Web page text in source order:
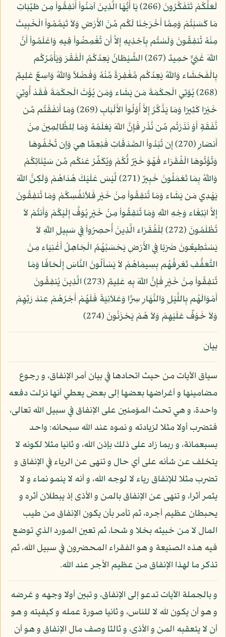
لَعَلَّكُمْ تَتَفَكَّرُونَ (266) يَا أَيُّهَا الَّذِينَ آمَنُواْ أَنفِقُواْ مِن طَيِّبَاتِ
مَا كَسَبْتُمْ وَمِمَّا أَخْرَجْنَا لَكُم مِّنَ الأَرْضِ وَلاَ تَيَمَّمُواْ الْخَبِيثَ
مِنْهُ تُنفِقُونَ وَلَسْتُم بِآخِذِيهِ إِلاَّ أَن تُغْمِضُواْ فِيهِ وَاعْلَمُواْ أَنَّ
اللّهَ غَنِيٌّ حَمِيدٌ (267) الشَّيْطَانُ يَعِدُكُمُ الْفَقْرَ وَيَأْمُرُكُم
بِالْفَحْشَاء وَاللّهُ يَعِدُكُم مَّغْفِرَةً مِّنْهُ وَفَضْلاً وَاللّهُ وَاسِعٌ عَلِيمٌ
(268) يُؤتِي الْحِكْمَةَ مَن يَشَاء وَمَن يُؤْتَ الْحِكْمَةَ فَقَدْ أُوتِيَ
خَيْرًا كَثِيرًا وَمَا يَذَّكَّرُ إِلاَّ أُوْلُواْ الأَلْبَابِ (269) وَمَا أَنفَقْتُم مِّن
نَّفَقَةٍ أَوْ نَذَرْتُم مِّن نَّذْرٍ فَإِنَّ اللّهَ يَعْلَمُهُ وَمَا لِلظَّالِمِينَ مِنْ
أَنصَارٍ (270) إِن تُبْدُواْ الصَّدَقَاتِ فَنِعِمَّا هِيَ وَإِن تُخْفُوهَا
وَتُؤْتُوهَا الْفُقَرَاء فَهُوَ خَيْرٌ لُّكُمْ وَيُكَفِّرُ عَنكُم مِّن سَيِّئَاتِكُمْ
وَاللّهُ بِمَا تَعْمَلُونَ خَبِيرٌ (271) لَّيْسَ عَلَيْكَ هُدَاهُمْ وَلَكِنَّ اللّهَ
يَهْدِي مَن يَشَاء وَمَا تُنفِقُواْ مِنْ خَيْرٍ فَلأنفُسِكُمْ وَمَا تُنفِقُونَ
إِلاَّ ابْتِغَاء وَجْهِ اللّهِ وَمَا تُنفِقُواْ مِنْ خَيْرٍ يُوَفَّ إِلَيْكُمْ وَأَنتُمْ لاَ
تُظْلَمُونَ (272) لِلْفُقَرَاء الَّذِينَ أُحصِرُواْ فِي سَبِيلِ اللّهِ لاَ
يَسْتَطِيعُونَ ضَرْبًا فِي الأَرْضِ يَحْسَبُهُمُ الْجَاهِلُ أَغْنِيَاء مِنَ
التَّعَفُّفِ تَعْرِفُهُم بِسِيمَاهُمْ لاَ يَسْأَلُونَ النَّاسَ إِلْحَافًا وَمَا
تُنفِقُواْ مِنْ خَيْرٍ فَإِنَّ اللّهَ بِهِ عَلِيمٌ (273) الَّذِينَ يُنفِقُونَ
أَمْوَالَهُم بِاللَّيْلِ وَالنَّهَارِ سِرًّا وَعَلاَنِيَةً فَلَهُمْ أَجْرُهُمْ عِندَ رَبِّهِمْ
وَلاَ خَوْفٌ عَلَيْهِمْ وَلاَ هُمْ يَحْزَنُونَ (274)
بيان
سياق الآيات من حيث اتحادها في بيان أمر الإنفاق، و رجوع
مضامينها و أغراضها بعضها إلى بعض يعطي أنها نزلت دفعه
واحدة، و هي تحث المؤمنين على الإنفاق في سبيل الله تعالى،
فتضرب أولا مثلا لزيادته و نموه عند الله سبحانه: واحد
بسبعمائة، و ربما زاد على ذلك بإذن الله، و ثانيا مثلا لكونه لا
يتخلف عن شأنه على أي حال و تنهى عن الرياء في الإنفاق و
تضرب مثلا للإنفاق رياء لا لوجه الله، و أنه لا ينمو نماء و لا
يثمر أثرا، و تنهى عن الإنفاق بالمن و الأذى إذ يبطلان أثره و
يحبطان عظيم أجره، ثم تأمر بأن يكون الإنفاق من طيب
المال لا من خبيثه بخلا و شحا، ثم تعين المورد الذي توضع
فيه هذه الصنيعة و هو الفقراء المحضرون في سبيل الله، ثم
تذكر ما لهذا الإنفاق من عظيم الأجر عند الله.
و بالجملة الآيات تدعو إلى الإنفاق، و تبين أولا وجهه و غرضه
و هو أن يكون لله لا للناس، و ثانيا صورة عمله و كيفيته و هو
أن لا يتعقبه المن و الأذى، و ثالثا وصف مال الإنفاق و هو أن